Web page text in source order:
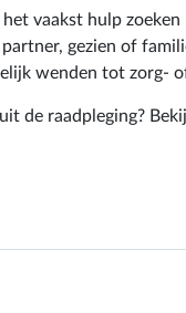
vaakst hulp
gezien of
wenden tot zorg-
de raadpleging?